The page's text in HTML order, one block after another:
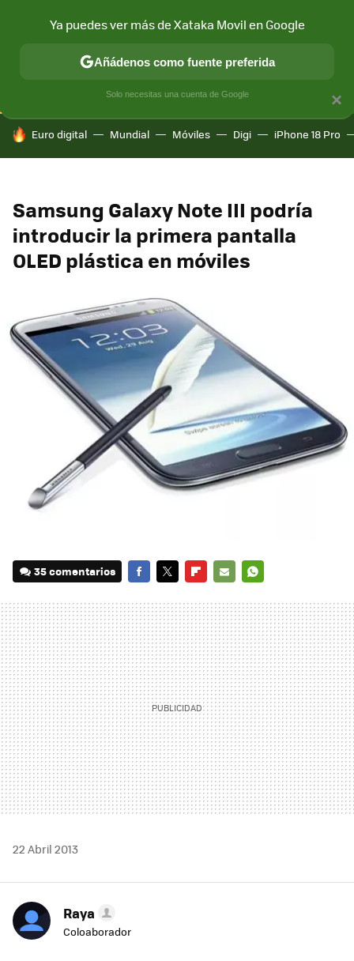
CONECTIVIDAD MÓVIL Y SOCIEDAD APLICACIONES
HOY SE HABLA DE
Euro digital Mundial Móviles Digi iPhone 18 Pro
Samsung Galaxy Note III podría
introducir la primera pantalla
OLED plástica en móviles
35 comentarios
MAIL
22 Abril 2013
Raya
Coloaborador
×
Ya puedes ver más de Xataka Movil en Google
Añádenos como fuente preferida
Solo necesitas una cuenta de Google